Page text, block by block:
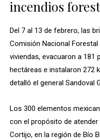
incendios
Del 7 al 13 de febrero, las
Comisión Nacional
viviendas, evacuaron a
hectáreas e instalaron 272
detalló el general Sandoval
Los 300 elementos
con el propósito de
Cortijo, en la región de Bío